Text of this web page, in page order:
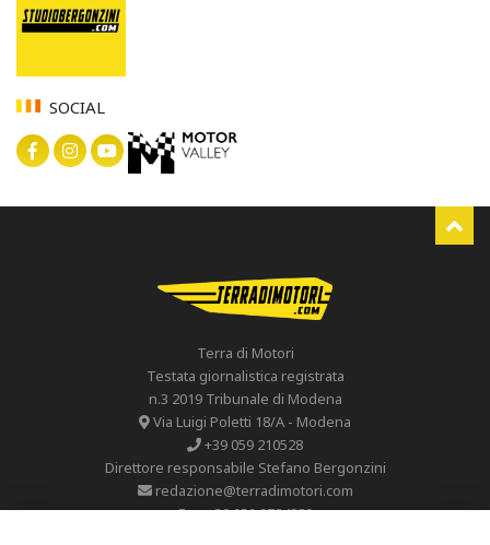
SOCIAL
Terra di Motori
Testata giornalistica registrata
n.3 2019 Tribunale di Modena
Via Luigi Poletti 18/A - Modena
+39 059 210528
Direttore responsabile Stefano Bergonzini
redazione@terradimotori.com
Fax. +39 059 9784889